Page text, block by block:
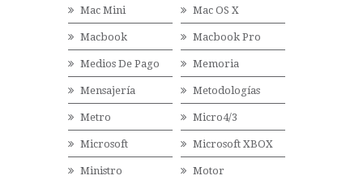
Mac Mini Mac OS X
Macbook Macbook Pro
Medios De Pago Memoria
Mensajería Metodologías
Metro Micro4/3
Microsoft Microsoft XBOX
Ministro Motor